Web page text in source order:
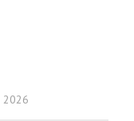
2026